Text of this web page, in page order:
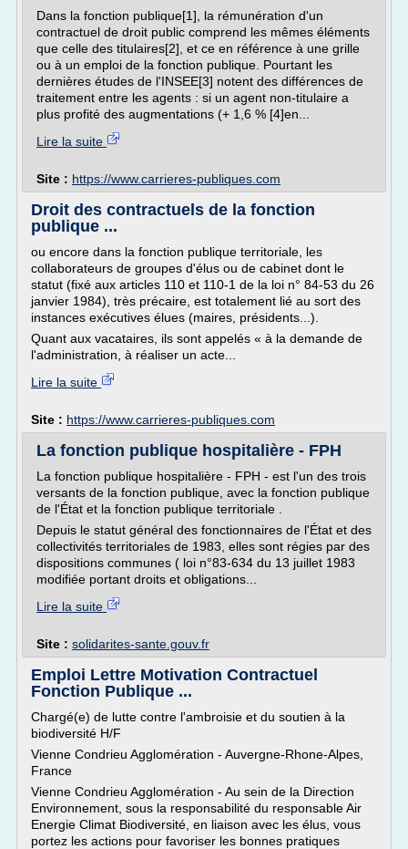
Dans la fonction publique[1], la rémunération d'un
contractuel de droit public comprend les mêmes éléments
que celle des titulaires[2], et ce en référence à une grille
ou à un emploi de la fonction publique. Pourtant les
dernières études de l'INSEE[3] notent des différences de
traitement entre les agents : si un agent non-titulaire a
plus profité des augmentations (+ 1,6 % [4]en...
Lire la suite
Site : https://www.carrieres-publiques.com
Droit des contractuels de la fonction
publique ...
ou encore dans la fonction publique territoriale, les
collaborateurs de groupes d'élus ou de cabinet dont le
statut (fixé aux articles 110 et 110-1 de la loi n° 84-53 du 26
janvier 1984), très précaire, est totalement lié au sort des
instances exécutives élues (maires, présidents...).
Quant aux vacataires, ils sont appelés « à la demande de
l'administration, à réaliser un acte...
Lire la suite
Site : https://www.carrieres-publiques.com
La fonction publique hospitalière - FPH
La fonction publique hospitalière - FPH - est l'un des trois
versants de la fonction publique, avec la fonction publique
de l'État et la fonction publique territoriale .
Depuis le statut général des fonctionnaires de l'État et des
collectivités territoriales de 1983, elles sont régies par des
dispositions communes ( loi n°83-634 du 13 juillet 1983
modifiée portant droits et obligations...
Lire la suite
Site : solidarites-sante.gouv.fr
Emploi Lettre Motivation Contractuel
Fonction Publique ...
Chargé(e) de lutte contre l'ambroisie et du soutien à la
biodiversité H/F
Vienne Condrieu Agglomération - Auvergne-Rhone-Alpes,
France
Vienne Condrieu Agglomération - Au sein de la Direction
Environnement, sous la responsabilité du responsable Air
Energie Climat Biodiversité, en liaison avec les élus, vous
portez les actions pour favoriser les bonnes pratiques